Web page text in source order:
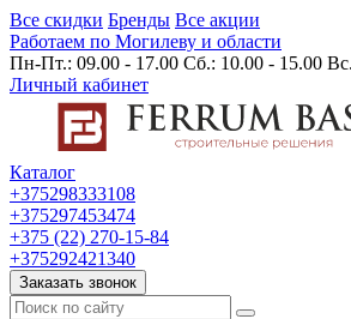
Все скидки Бренды Все акции
Работаем по Могилеву и области
Пн-Пт.: 09.00 - 17.00 Сб.: 10.00 - 15.00
Личный кабинет
Каталог
+375298333108
+375297453474
+375 (22) 270-15-84
+375292421340
Заказать звонок